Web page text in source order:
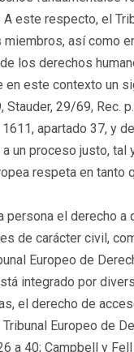
este respecto, el
así como
los derechos
en este contexto un
29/69, Rec.
apartado 37, y
un proceso justo,
respeta en
persona el derecho
de carácter civil,
Europeo de
integrado por
el derecho de
Europeo de
a 40; Campbell y